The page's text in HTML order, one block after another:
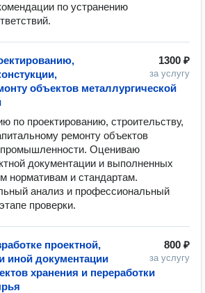
по устранению
1300 ₽
за услугу
объектов металлургической
по проектированию, строительству,
ремонту объектов
промышленности. Оцениваю
документации и выполненных
нормативам и стандартам.
анализ и профессиональный
проверки.
800 ₽
за услугу
проектной,
иной документации
хранения и переработки